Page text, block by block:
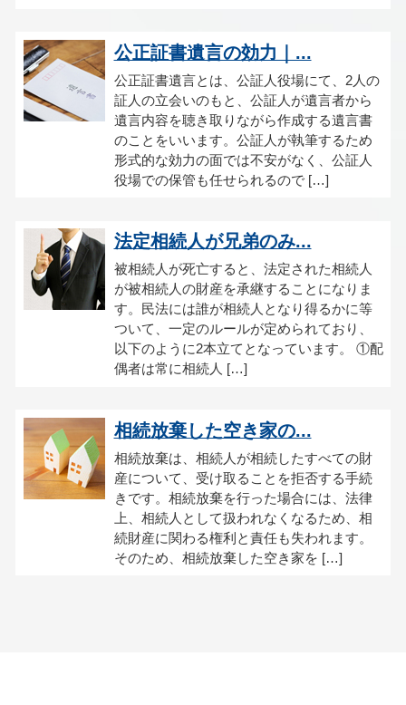
公正証書遺言の効力｜...
公正証書遺言とは、公証人役場にて、2人の
証人の立会いのもと、公証人が遺言者から
遺言内容を聴き取りながら作成する遺言書
のことをいいます。公証人が執筆するため
形式的な効力の面では不安がなく、公証人
役場での保管も任せられるので […]
法定相続人が兄弟のみ...
被相続人が死亡すると、法定された相続人
が被相続人の財産を承継することになりま
す。民法には誰が相続人となり得るかに等
ついて、一定のルールが定められており、
以下のように2本立てとなっています。 ①配
偶者は常に相続人 […]
相続放棄した空き家の...
相続放棄は、相続人が相続したすべての財
産について、受け取ることを拒否する手続
きです。相続放棄を行った場合には、法律
上、相続人として扱われなくなるため、相
続財産に関わる権利と責任も失われます。
そのため、相続放棄した空き家を […]